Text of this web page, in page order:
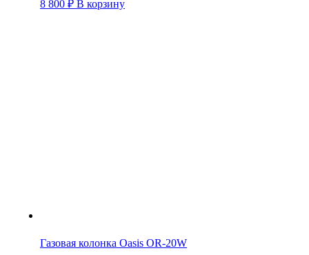
8 800 ₽ В корзину
Газовая колонка Oasis OR-20W